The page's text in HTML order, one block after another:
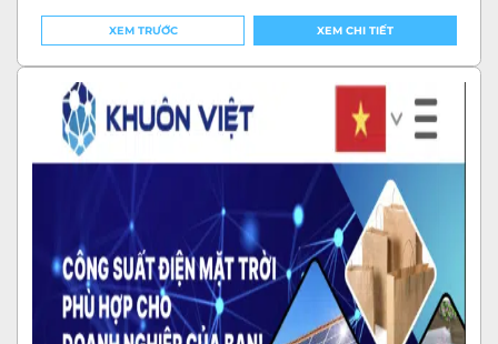
XEM TRƯỚC XEM CHI TIẾT